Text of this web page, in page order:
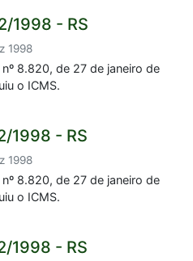
1998 - RS
1998
8.820, de 27 de janeiro de
o ICMS.
1998 - RS
1998
8.820, de 27 de janeiro de
o ICMS.
1998 - RS